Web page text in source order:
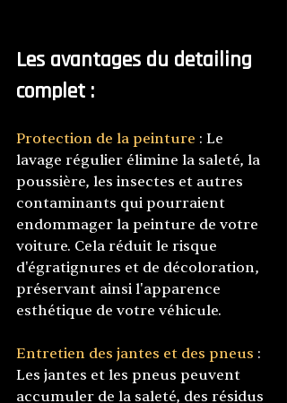
Les avantages du detailing
complet :
Protection de la peinture : Le
lavage régulier élimine la saleté, la
poussière, les insectes et autres
contaminants qui pourraient
endommager la peinture de votre
voiture. Cela réduit le risque
d'égratignures et de décoloration,
préservant ainsi l'apparence
esthétique de votre véhicule.
Entretien des jantes et des pneus :
Les jantes et les pneus peuvent
accumuler de la saleté, des résidus